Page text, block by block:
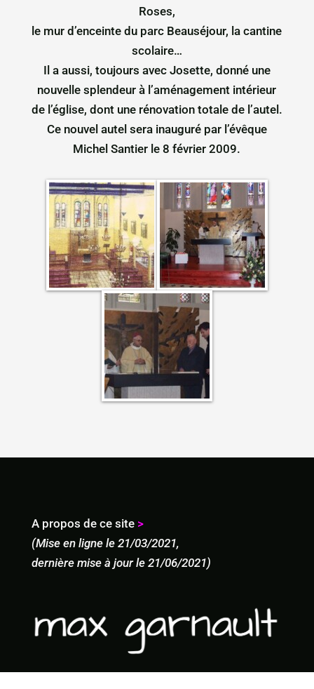
Roses,
le mur d’enceinte du parc Beauséjour, la cantine
scolaire…
Il a aussi, toujours avec Josette, donné une
nouvelle splendeur à l’aménagement intérieur
de l’église, dont une rénovation totale de l’autel.
Ce nouvel autel sera inauguré par l’évêque
Michel Santier le 8 février 2009.
A propos de ce site >
(Mise en ligne le 21/03/2021,
dernière mise à jour le 21/06/2021)